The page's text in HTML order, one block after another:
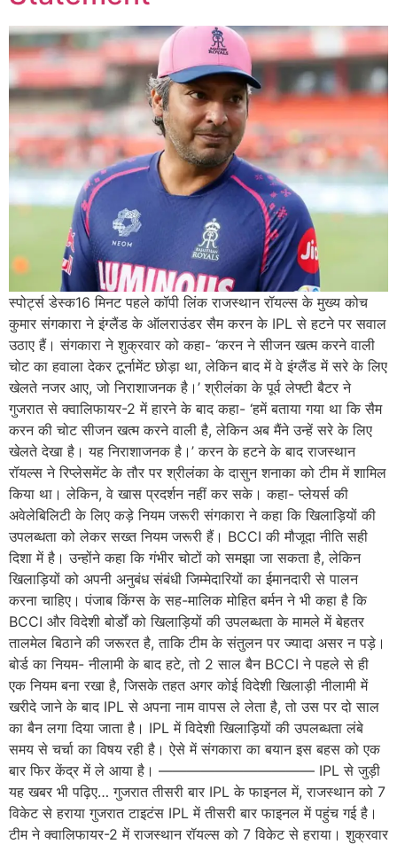
स्पोर्ट्स डेस्क16 मिनट पहले कॉपी लिंक राजस्थान रॉयल्स के मुख्य कोच
कुमार संगकारा ने इंग्लैंड के ऑलराउंडर सैम करन के IPL से हटने पर सवाल
उठाए हैं। संगकारा ने शुक्रवार को कहा- ‘करन ने सीजन खत्म करने वाली
चोट का हवाला देकर टूर्नामेंट छोड़ा था, लेकिन बाद में वे इंग्लैंड में सरे के लिए
खेलते नजर आए, जो निराशाजनक है।’ श्रीलंका के पूर्व लेफ्टी बैटर ने
गुजरात से क्वालिफायर-2 में हारने के बाद कहा- ‘हमें बताया गया था कि सैम
करन की चोट सीजन खत्म करने वाली है, लेकिन अब मैंने उन्हें सरे के लिए
खेलते देखा है। यह निराशाजनक है।’ करन के हटने के बाद राजस्थान
रॉयल्स ने रिप्लेसमेंट के तौर पर श्रीलंका के दासुन शनाका को टीम में शामिल
किया था। लेकिन, वे खास प्रदर्शन नहीं कर सके। कहा- प्लेयर्स की
अवेलेबिलिटी के लिए कड़े नियम जरूरी संगकारा ने कहा कि खिलाड़ियों की
उपलब्धता को लेकर सख्त नियम जरूरी हैं। BCCI की मौजूदा नीति सही
दिशा में है। उन्होंने कहा कि गंभीर चोटों को समझा जा सकता है, लेकिन
खिलाड़ियों को अपनी अनुबंध संबंधी जिम्मेदारियों का ईमानदारी से पालन
करना चाहिए। पंजाब किंग्स के सह-मालिक मोहित बर्मन ने भी कहा है कि
BCCI और विदेशी बोर्डों को खिलाड़ियों की उपलब्धता के मामले में बेहतर
तालमेल बिठाने की जरूरत है, ताकि टीम के संतुलन पर ज्यादा असर न पड़े।
बोर्ड का नियम- नीलामी के बाद हटे, तो 2 साल बैन BCCI ने पहले से ही
एक नियम बना रखा है, जिसके तहत अगर कोई विदेशी खिलाड़ी नीलामी में
खरीदे जाने के बाद IPL से अपना नाम वापस ले लेता है, तो उस पर दो साल
का बैन लगा दिया जाता है। IPL में विदेशी खिलाड़ियों की उपलब्धता लंबे
समय से चर्चा का विषय रही है। ऐसे में संगकारा का बयान इस बहस को एक
बार फिर केंद्र में ले आया है। ——————————— IPL से जुड़ी
यह खबर भी पढ़िए… गुजरात तीसरी बार IPL के फाइनल में, राजस्थान को 7
विकेट से हराया गुजरात टाइटंस IPL में तीसरी बार फाइनल में पहुंच गई है।
टीम ने क्वालिफायर-2 में राजस्थान रॉयल्स को 7 विकेट से हराया। शुक्रवार